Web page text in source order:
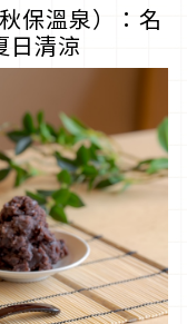
保溫泉）：名
日清涼